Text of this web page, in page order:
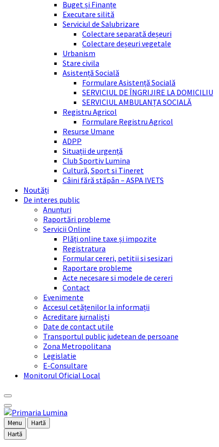
Buget și Finanțe
Executare silită
Serviciul de Salubrizare
Colectare separată deșeuri
Colectare deșeuri vegetale
Urbanism
Stare civila
Asistență Socială
Formulare Asistență Socială
SERVICIUL DE ÎNGRIJIRE LA DOMICILIU
SERVICIUL AMBULANȚA SOCIALĂ
Registru Agricol
Formulare Registru Agricol
Resurse Umane
ADPP
Situații de urgență
Club Sportiv Lumina
Cultură, Sport si Tineret
Câini fără stăpân – ASPA IVETS
Noutăți
De interes public
Anunțuri
Raportări probleme
Servicii Online
Plăți online taxe și impozite
Registratura
Formular cereri, petitii si sesizari
Raportare probleme
Acte necesare si modele de cereri
Contact
Evenimente
Accesul cetățenilor la informații
Acreditare jurnaliști
Date de contact utile
Transportul public judetean de persoane
Zona Metropolitana
Legislatie
E-Consultare
Monitorul Oficial Local
Menu
Hartă
Hartă